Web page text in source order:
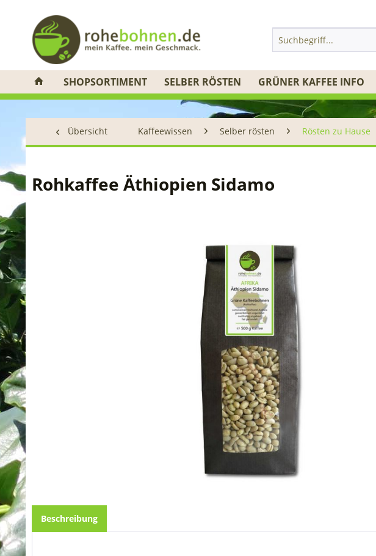
SHOPSORTIMENT SELBER RÖSTEN GRÜNER KAFFEE INFO
Übersicht Kaffeewissen Selber rösten Rösten zu Hause
Rohkaffee Äthiopien Sidamo
Beschreibung